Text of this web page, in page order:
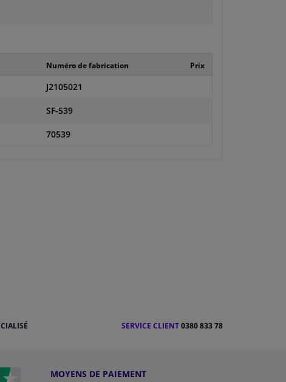
Numéro de fabrication Prix
J2105021
SF-539
70539
SERVICE CLIENT0380 833 78
MOYENS DE PAIEMENT